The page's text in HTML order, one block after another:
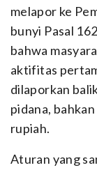
melapor ke
bunyi Pasal
bahwa
aktifitas
dilaporkan
pidana,
rupiah.
Aturan yang